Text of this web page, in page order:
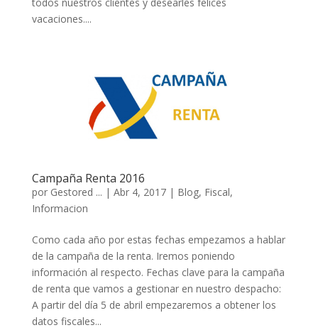
vacaciones....
Campaña Renta 2016
por Gestored ... | Abr 4, 2017| Blog, Fiscal,
Informacion
Como cada año por estas fechas empezamos a hablar
de la campaña de la renta. Iremos poniendo
información al respecto. Fechas clave para la campaña
de renta que vamos a gestionar en nuestro despacho:
A partir del día 5 de abril empezaremos a obtener los
datos fiscales...